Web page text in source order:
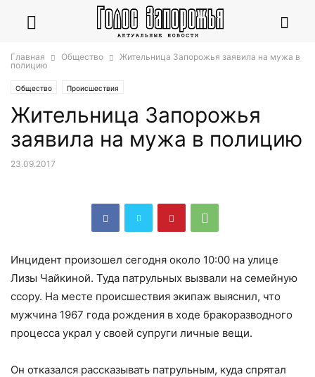
Главная Общество
Жительница Запорожья заявила на мужа в
полицию
Общество Происшествия
Жительница Запорожья
заявила на мужа в полицию
23.09.2017
Инцидент произошел сегодня около 10:00 на улице
Лизы Чайкиной. Туда патрульных вызвали на семейную
ссору. На месте происшествия экипаж выяснил, что
мужчина 1967 года рождения в ходе бракоразводного
процесса украл у своей супруги личные вещи.
Он отказался рассказывать патрульным, куда спрятал